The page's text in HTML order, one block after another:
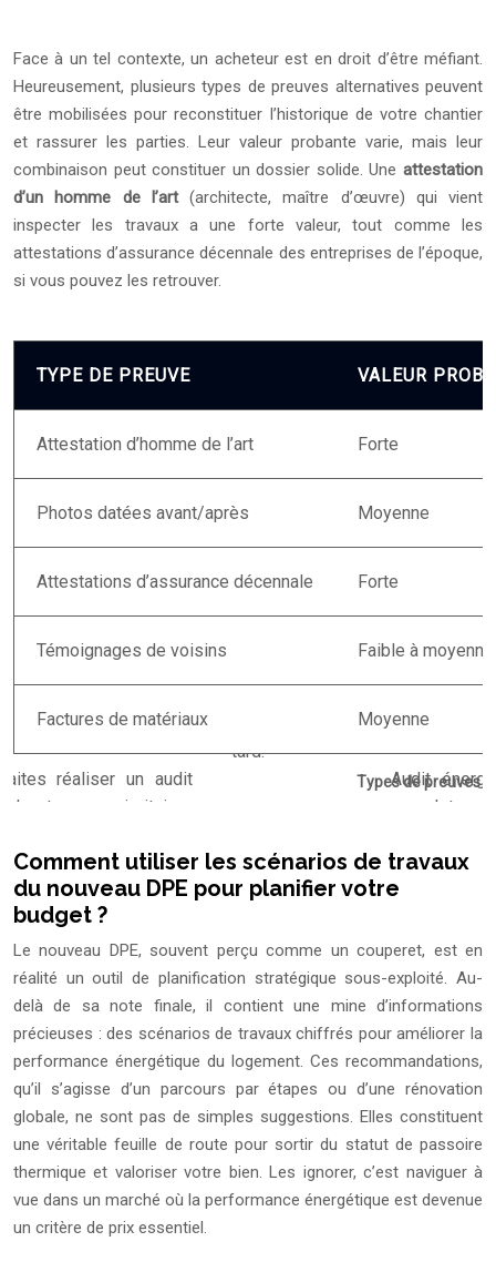
Face à un tel contexte, un acheteur est en droit d’être méfiant.
Heureusement, plusieurs types de preuves alternatives peuvent
être mobilisées pour reconstituer l’historique de votre chantier
et rassurer les parties. Leur valeur probante varie, mais leur
combinaison peut constituer un dossier solide. Une attestation
d’un homme de l’art(architecte, maître d’œuvre) qui vient
inspecter les travaux a une forte valeur, tout comme les
attestations d’assurance décennale des entreprises de l’époque,
si vous pouvez les retrouver.
Types de preuves
TYPE DE PREUVE VALEUR
Attestation d’homme de l’art Forte
Photos datées avant/après Moyenne
Attestations d’assurance décennale Forte
Témoignages de voisins Faible à moyenne
Factures de matériaux Moyenne
Comment utiliser les scénarios de travaux
du nouveau DPE pour planifier votre
budget ?
Le nouveau DPE, souvent perçu comme un couperet, est en
réalité un outil de planification stratégique sous-exploité. Au-
delà de sa note finale, il contient une mine d’informations
précieuses : des scénarios de travaux chiffrés pour améliorer la
performance énergétique du logement. Ces recommandations,
qu’il s’agisse d’un parcours par étapes ou d’une rénovation
globale, ne sont pas de simples suggestions. Elles constituent
une véritable feuille de route pour sortir du statut de passoire
thermique et valoriser votre bien. Les ignorer, c’est naviguer à
vue dans un marché où la performance énergétique est devenue
un critère de prix essentiel.